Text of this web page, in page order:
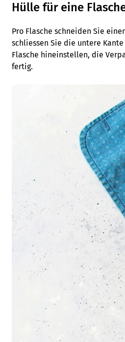
Hülle für eine
Pro Flasche schneiden Sie
schliessen Sie die untere
Flasche hineinstellen, die
fertig.